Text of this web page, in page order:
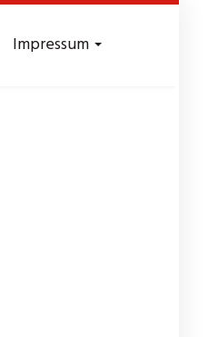
Impressum